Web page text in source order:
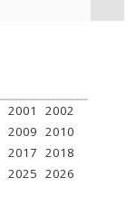
2001
2002
2009 2010
2017 2018
2025 2026